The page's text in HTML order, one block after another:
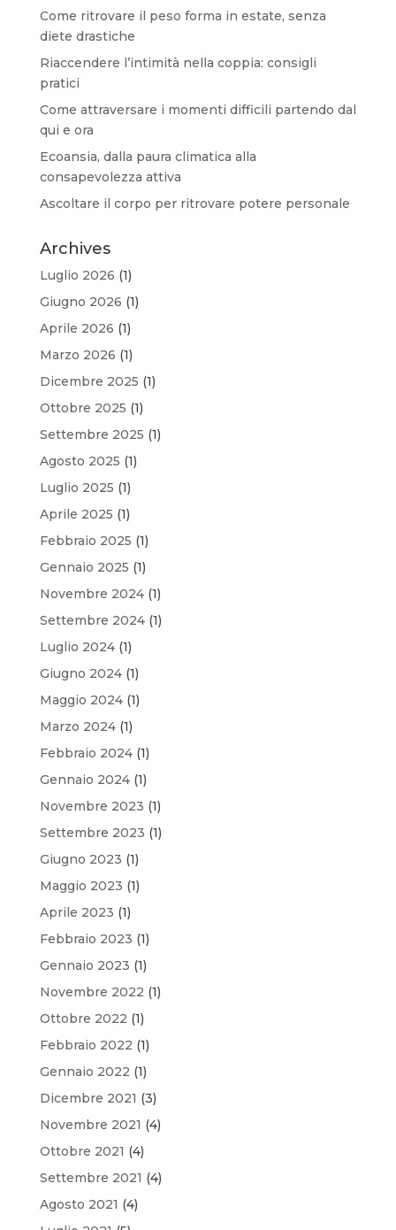
Come ritrovare il peso forma in estate, senza
diete drastiche
Riaccendere l’intimità nella coppia: consigli
pratici
Come attraversare i momenti difficili partendo dal
qui e ora
Ecoansia, dalla paura climatica alla
consapevolezza attiva
Ascoltare il corpo per ritrovare potere personale
Archives
Luglio 2026 (1)
Giugno 2026 (1)
Aprile 2026 (1)
Marzo 2026 (1)
Dicembre 2025 (1)
Ottobre 2025 (1)
Settembre 2025 (1)
Agosto 2025 (1)
Luglio 2025 (1)
Aprile 2025 (1)
Febbraio 2025 (1)
Gennaio 2025 (1)
Novembre 2024(1)
Settembre 2024(1)
Luglio 2024(1)
Giugno 2024(1)
Maggio 2024(1)
Marzo 2024(1)
Febbraio 2024(1)
Gennaio 2024(1)
Novembre 2023 (1)
Settembre 2023 (1)
Giugno 2023 (1)
Maggio 2023 (1)
Aprile 2023 (1)
Febbraio 2023 (1)
Gennaio 2023 (1)
Novembre 2022 (1)
Ottobre 2022 (1)
Febbraio 2022 (1)
Gennaio 2022 (1)
Dicembre 2021 (3)
Novembre 2021 (4)
Ottobre 2021 (4)
Settembre 2021 (4)
Agosto 2021 (4)